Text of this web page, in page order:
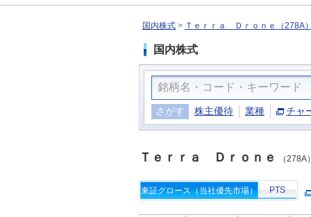
国内株式 > Ｔｅｒｒａ Ｄｒｏｎｅ（278A
国内株式
さがす 株主優待 業種 チャ
Ｔｅｒｒａ Ｄｒｏｎｅ （278A
東証グロース（当社優先市場） PTS